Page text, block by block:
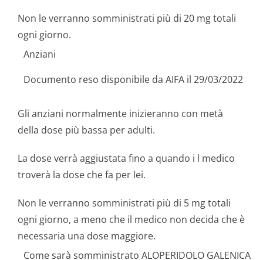
Non le verranno somministrati più di 20 mg totali
ogni giorno.
Anziani
Documento reso disponibile da AIFA il 29/03/2022
Gli anziani normalmente inizieranno con metà
della dose più bassa per adulti.
La dose verrà aggiustata fino a quando i l medico
troverà la dose che fa per lei.
Non le verranno somministrati più di 5 mg totali
ogni giorno, a meno che il medico non decida che è
necessaria una dose maggiore.
Come sarà somministrato ALOPERIDOLO GALENICA